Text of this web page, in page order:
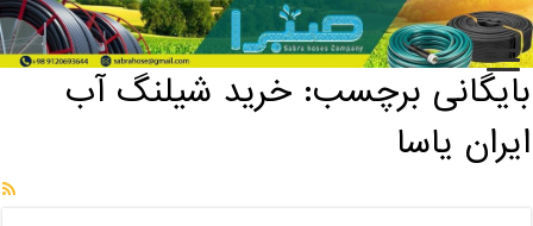
خانه / بایگانی برچسب: خرید شیلنگ آب ایران یاسا
بایگانی برچسب:خرید شیلنگ آب
ایران یاسا